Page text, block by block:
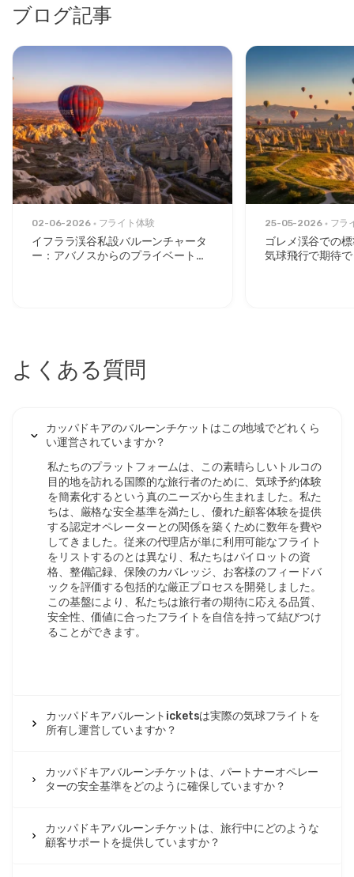
ブログ記事
02-06-2026 フライト体験
イフララ渓谷私設バルーンチャータ
ー：アバノスからのプライベートサ
25-05-2026 フラ
ゴレメ渓谷での
気球飛行で期待
よくある質問
カッパドキアのバルーンチケットはこの地域でどれくら
い運営されていますか？
私たちのプラットフォームは、この素晴らしいトルコの
目的地を訪れる国際的な旅行者のために、気球予約体験
を簡素化するという真のニーズから生まれました。私た
ちは、厳格な安全基準を満たし、優れた顧客体験を提供
する認定オペレーターとの関係を築くために数年を費や
してきました。従来の代理店が単に利用可能なフライト
をリストするのとは異なり、私たちはパイロットの資
格、整備記録、保険のカバレッジ、お客様のフィードバ
ックを評価する包括的な厳正プロセスを開発しました。
この基盤により、私たちは旅行者の期待に応える品質、
安全性、価値に合ったフライトを自信を持って結びつけ
ることができます。
カッパドキアバルーントicketsは実際の気球フライトを
所有し運営していますか？
カッパドキアバルーンチケットは、パートナーオペレー
ターの安全基準をどのように確保していますか？
カッパドキアバルーンチケットは、旅行中にどのような
顧客サポートを提供していますか？